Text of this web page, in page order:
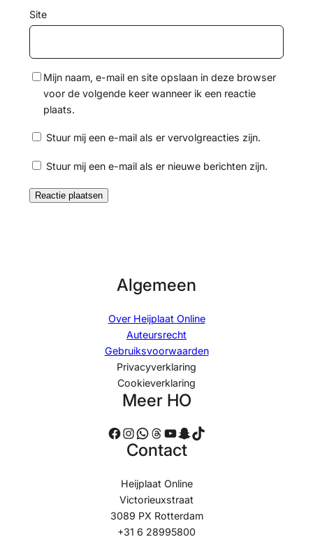
Site
Mijn naam, e-mail en site opslaan in deze browser
voor de volgende keer wanneer ik een reactie
plaats.
Stuur mij een e-mail als er vervolgreacties zijn.
Stuur mij een e-mail als er nieuwe berichten zijn.
Algemeen
Over Heijplaat Online
Auteursrecht
Gebruiksvoorwaarden
Privacyverklaring
Cookieverklaring
Meer HO
Facebook Instagram WhatsApp Threads YouTube Snapchat TikTok
Contact
Heijplaat Online
Victorieuxstraat
3089 PX Rotterdam
+31 6 28995800